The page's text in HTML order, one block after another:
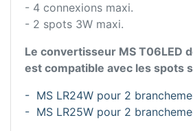
- 4 connexions maxi.
- 2 spots 3W maxi.
Le convertisseur MS T06LED
est compatible avec les spots
- MS LR24W pour 2
- MS LR25W pour 2